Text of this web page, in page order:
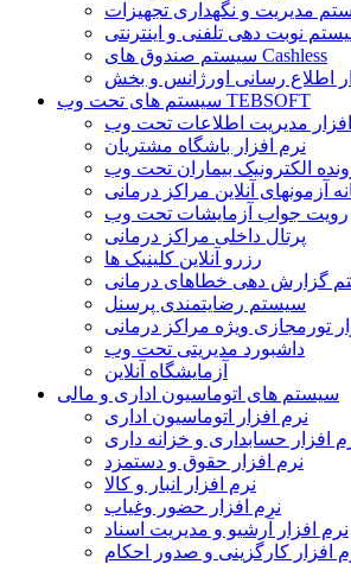
نوبت دهی تلفنی و اینترنتی
سیستم صندوق های Cashless
اطلاع رسانی اورژانس و بخش
سیستم های تحت وب TEBSOFT
مدیریت اطلاعات تحت وب
نرم افزار باشگاه مشتریان
الکترونیک بیماران تحت وب
آزمونهای آنلاین مراکز درمانی
رویت جواب آزمایشات تحت وب
پرتال داخلی مراکز درمانی
رزرو آنلاین کلینیک ها
گزارش دهی خطاهای درمانی
سیستم رضایتمندی پرسنل
تورمجازی ویژه مراکز درمانی
داشبورد مدیریتی تحت وب
آزمایشگاه آنلاین
سیستم های اتوماسیون اداری و مالی
نرم افزار اتوماسیون اداری
افزار حسابداری و خزانه داری
نرم افزار حقوق و دستمزد
نرم افزار انبار و کالا
نرم افزار حضور وغیاب
نرم افزار آرشیو و مدیریت اسناد
افزار کارگزینی و صدور احکام